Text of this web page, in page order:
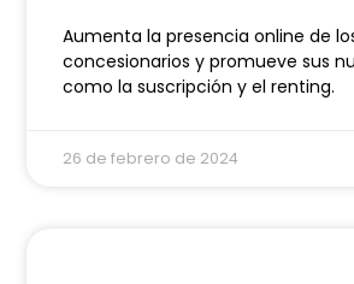
Aumenta la presencia online de
concesionarios y promueve sus
como la suscripción y el renting.
26 de febrero de 2024